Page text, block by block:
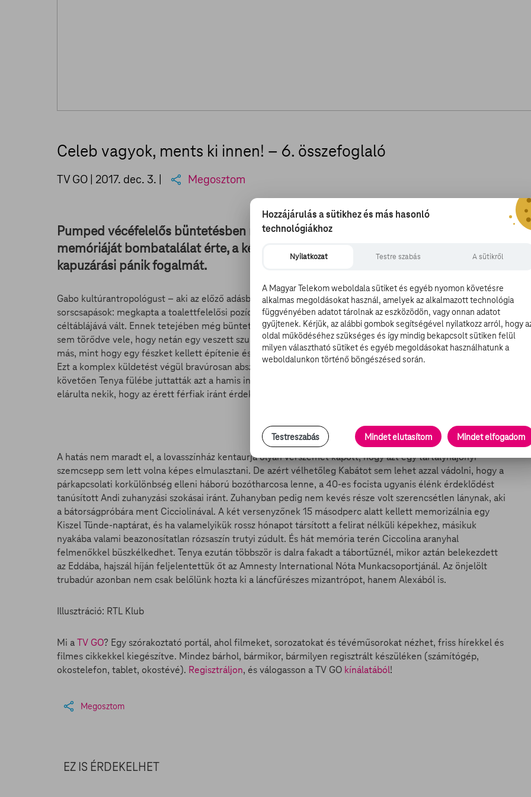
Celeb vagyok, ments ki innen! – 6. összefoglaló
TV GO | 2017. dec. 3. | Megosztom
Pumped vécéfelelős büntetésben részesült, kiderült, hogy Cicciolina rövidtávú
memóriáját bombatalálat érte, a két negyvenes férfi pedig újradefiniálta a
kapuzárási pánik fogalmát.
Gabo kultúrantropológust – aki az előző adásban az indiánokat Afrikába pozícionálta - folyamatosan érték a
sorscsapások: megkapta a toalettfelelősi pozíciót, ráadásul leeresztett izmai miatt gonosz viccek
céltáblájává vált. Ennek tetejében még büntetést is kapott, mert a táboron kívül könnyített magán, mit
sem törődve vele, hogy netán egy veszett szurikáta átharaphatja nyaki verőerét. A retorzió pedig nem volt
más, mint hogy egy fészket kellett építenie és a feladat visszavonásáig ott egy szivacstojáson ücsörögnie.
Ezt a komplex küldetést végül bravúrosan abszolválta. Eközben Kabáttal egy gonosz összeesküvést
követően Tenya fülébe juttatták azt a hamis információt, hogy Andika egy őszinteségi rohama közben
elárulta nekik, hogy az érett férfiak iránt érdeklődik.
A hatás nem maradt el, a lovasszínház kentaurja olyan vérszemet kapott, hogy azt egy tartályhajónyi
szemcsepp sem lett volna képes elmulasztani. De azért vélhetőleg Kabátot sem lehet azzal vádolni, hogy a
párkapcsolati korkülönbség elleni háború bozótharcosa lenne, a 40-es focista ugyanis élénk érdeklődést
tanúsított Andi zuhanyzási szokásai iránt. Zuhanyban pedig nem kevés része volt szerencsétlen lánynak, aki
a bátorságpróbára ment Cicciolinával. A két versenyzőnek 15 másodperc alatt kellett memorizálnia egy
Kiszel Tünde-naptárat, és ha valamelyikük rossz hónapot társított a felirat nélküli képekhez, másikuk
nyakába valami beazonosítatlan rózsaszín trutyi zúdult. És hát memória terén Ciccolina aranyhal
felmenőkkel büszkélkedhet. Tenya ezután többször is dalra fakadt a tábortűznél, mikor aztán belekezdett
az Eddába, hajszál híján feljelentettük őt az Amnesty International Nóta Munkacsoportjánál. Az önjelölt
trubadúr azonban nem csak belőlünk hozta ki a láncfűrészes mizantrópot, hanem Alexából is.
Illusztráció: RTL Klub
Mi aTV GO? Egy szórakoztató portál, ahol filmeket, sorozatokat és tévéműsorokat nézhet, friss hírekkel és
filmes cikkekkel kiegészítve. Mindez bárhol, bármikor, bármilyen regisztrált készüléken (számítógép,
okostelefon, tablet, okostévé). Regisztráljon, és válogasson a TV GO kínálatából!
Megosztom
EZ IS ÉRDEKELHET
Hozzájárulás a sütikhez és más hasonló
technológiákhoz
Nyilatkozat Testre szabás A sütikről
A Magyar Telekom weboldala sütiket és egyéb nyomon követésre
alkalmas megoldásokat használ, amelyek az alkalmazott technológia
függvényében adatot tárolnak az eszközödön, vagy onnan adatot
gyűjtenek. Kérjük, az alábbi gombok segítségével nyilatkozz arról, hogy
oldal működéséhez szükséges és így mindig bekapcsolt sütiken felül
milyen választható sütiket és egyéb megoldásokat használhatunk a
weboldalunkon történő böngészésed során.
Testreszabás Mindet elutasítom Mindet elfogadom